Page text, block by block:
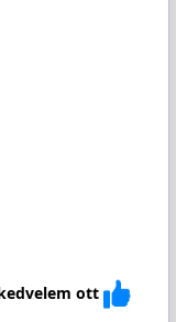
ott